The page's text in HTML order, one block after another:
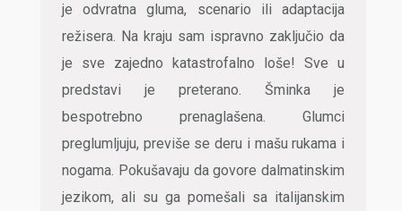
je odvratna gluma, scenario ili adaptacija
režisera. Na kraju sam ispravno zaključio da
je sve zajedno katastrofalno loše! Sve u
predstavi je preterano. Šminka je
bespotrebno prenaglašena. Glumci
preglumljuju, previše se deru i mašu rukama i
nogama. Pokušavaju da govore dalmatinskim
jezikom, ali su ga pomešali sa italijanskim